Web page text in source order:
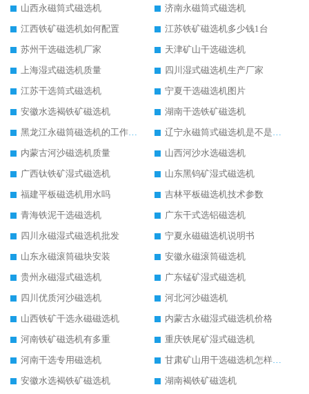
山西永磁筒式磁选机
济南永磁筒式磁选机
江西铁矿磁选机如何配置
江苏铁矿磁选机多少钱1台
苏州干选磁选机厂家
天津矿山干选磁选机
上海湿式磁选机质量
四川湿式磁选机生产厂家
江苏干选筒式磁选机
宁夏干选磁选机图片
安徽水选褐铁矿磁选机
湖南干选铁矿磁选机
黑龙江永磁筒磁选机的工作原理
辽宁永磁筒式磁选机是不是强磁
内蒙古河沙磁选机质量
山西河沙水选磁选机
广西钛铁矿湿式磁选机
山东黑钨矿湿式磁选机
福建平板磁选机用水吗
吉林平板磁选机技术参数
青海铁泥干选磁选机
广东干式选铝磁选机
四川永磁湿式磁选机批发
宁夏永磁磁选机说明书
山东永磁滚筒磁块安装
安徽永磁滚筒磁选机
贵州永磁湿式磁选机
广东锰矿湿式磁选机
四川优质河沙磁选机
河北河沙磁选机
山西铁矿干选永磁磁选机
内蒙古永磁湿式磁选机价格
河南铁矿磁选机有多重
重庆铁尾矿湿式磁选机
河南干选专用磁选机
甘肃矿山用干选磁选机怎样调磁
安徽水选褐铁矿磁选机
湖南褐铁矿磁选机